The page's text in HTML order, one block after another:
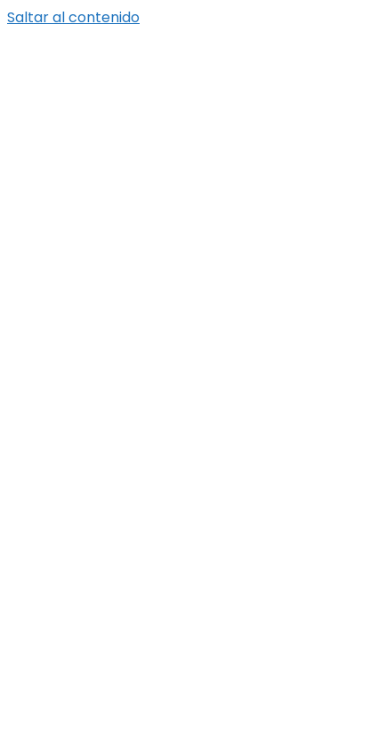
Saltar al contenido